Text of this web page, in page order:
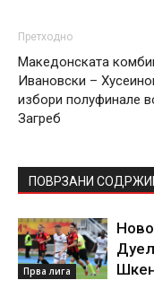
Претходно
Македонската
Ивановски –
избори полуфинале
Загреб
ПОВРЗАНИ
Прва лига